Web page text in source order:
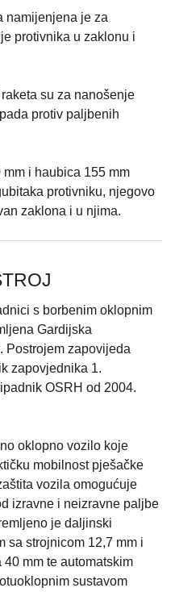
namijenjena je za
protivnika u zaklonu i
su za nanošenje
protiv paljbenih
i haubica 155 mm
protivniku, njegovo
zaklona i u njima.
s borbenim oklopnim
Gardijska
Postrojem zapovijeda
zapovjednika 1.
OSRH od 2004.
oklopno vozilo koje
mobilnost pješačke
vozila omogućuje
izravne i neizravne paljbe
je daljinski
sa strojnicom 12,7 mm i
mm te automatskim
sustavom